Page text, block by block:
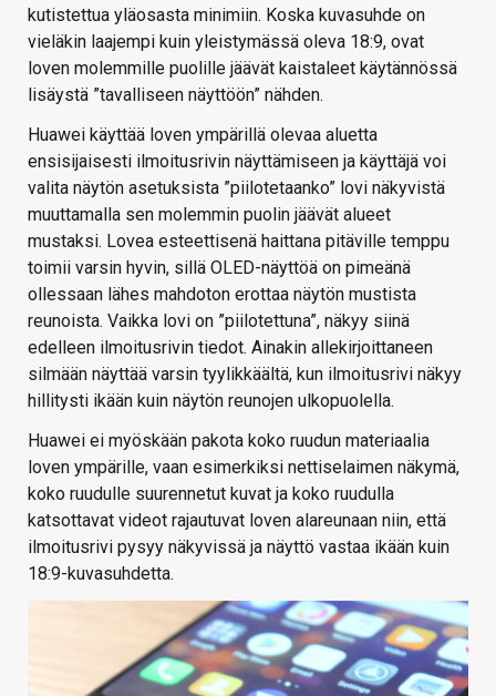
kutistettua yläosasta minimiin. Koska kuvasuhde on
vieläkin laajempi kuin yleistymässä oleva 18:9, ovat
loven molemmille puolille jäävät kaistaleet käytännössä
lisäystä ”tavalliseen näyttöön” nähden.
Huawei käyttää loven ympärillä olevaa aluetta
ensisijaisesti ilmoitusrivin näyttämiseen ja käyttäjä voi
valita näytön asetuksista ”piilotetaanko” lovi näkyvistä
muuttamalla sen molemmin puolin jäävät alueet
mustaksi. Lovea esteettisenä haittana pitäville temppu
toimii varsin hyvin, sillä OLED-näyttöä on pimeänä
ollessaan lähes mahdoton erottaa näytön mustista
reunoista. Vaikka lovi on ”piilotettuna”, näkyy siinä
edelleen ilmoitusrivin tiedot. Ainakin allekirjoittaneen
silmään näyttää varsin tyylikkäältä, kun ilmoitusrivi näkyy
hillitysti ikään kuin näytön reunojen ulkopuolella.
Huawei ei myöskään pakota koko ruudun materiaalia
loven ympärille, vaan esimerkiksi nettiselaimen näkymä,
koko ruudulle suurennetut kuvat ja koko ruudulla
katsottavat videot rajautuvat loven alareunaan niin, että
ilmoitusrivi pysyy näkyvissä ja näyttö vastaa ikään kuin
18:9-kuvasuhdetta.